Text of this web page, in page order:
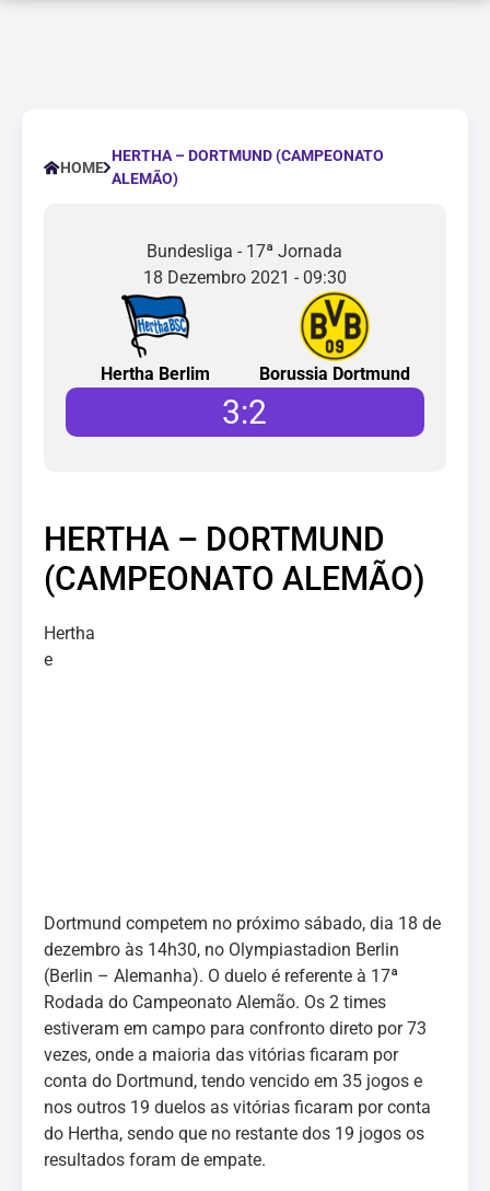
HOME
HERTHA – DORTMUND (CAMPEONATO
ALEMÃO)
Bundesliga - 17ª Jornada
18 Dezembro 2021 - 09:30
Hertha Berlim Borussia Dortmund
3:2
HERTHA – DORTMUND
(CAMPEONATO ALEMÃO)
Hertha
e
Dortmund competem no próximo sábado, dia 18 de
dezembro às 14h30, no Olympiastadion Berlin
(Berlin – Alemanha). O duelo é referente à 17ª
Rodada do Campeonato Alemão. Os 2 times
estiveram em campo para confronto direto por 73
vezes, onde a maioria das vitórias ficaram por
conta do Dortmund, tendo vencido em 35 jogos e
nos outros 19 duelos as vitórias ficaram por conta
do Hertha, sendo que no restante dos 19 jogos os
resultados foram de empate.